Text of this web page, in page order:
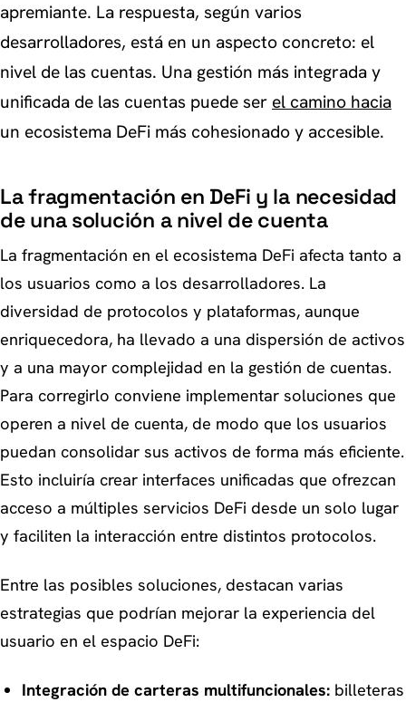
apremiante. La respuesta, según varios
desarrolladores, está en un aspecto concreto: el
nivel de las cuentas. Una gestión más integrada y
unificada de las cuentas puede ser el camino hacia
un ecosistema DeFi más cohesionado y accesible.
La fragmentación en DeFi y la necesidad
de una solución a nivel de cuenta
La fragmentación en el ecosistema DeFi afecta tanto a
los usuarios como a los desarrolladores. La
diversidad de protocolos y plataformas, aunque
enriquecedora, ha llevado a una dispersión de activos
y a una mayor complejidad en la gestión de cuentas.
Para corregirlo conviene implementar soluciones que
operen a nivel de cuenta, de modo que los usuarios
puedan consolidar sus activos de forma más eficiente.
Esto incluiría crear interfaces unificadas que ofrezcan
acceso a múltiples servicios DeFi desde un solo lugar
y faciliten la interacción entre distintos protocolos.
Entre las posibles soluciones, destacan varias
estrategias que podrían mejorar la experiencia del
usuario en el espacio DeFi:
Integración de carteras multifuncionales:billeteras